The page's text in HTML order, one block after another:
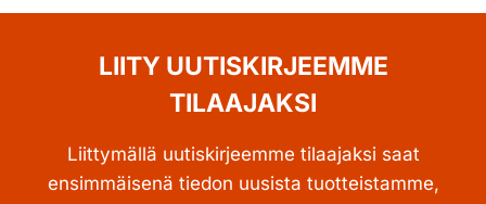
LIITY UUTISKIRJEEMME
TILAAJAKSI
Liittymällä uutiskirjeemme tilaajaksi saat
ensimmäisenä tiedon uusista tuotteistamme,